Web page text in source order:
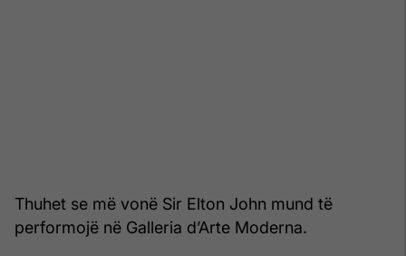
Thuhet se më vonë Sir Elton John mund të
performojë në Galleria d’Arte Moderna.